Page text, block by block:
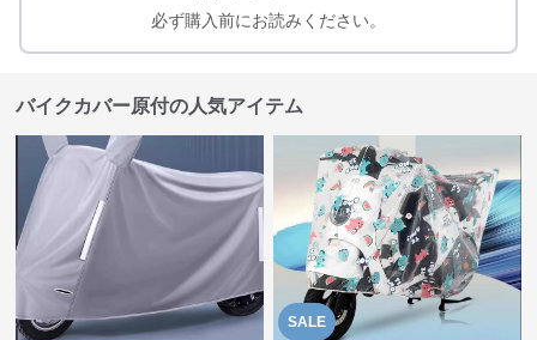
必ず購入前にお読みください。
バイクカバー原付の人気アイテム
SALE